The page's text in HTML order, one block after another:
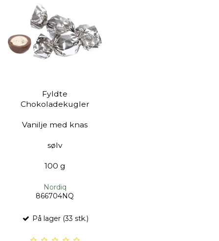
Fyldte
Chokoladekugler
Vanilje med knas
sølv
100 g
Nordiq
866704NQ
På lager (33 stk.)